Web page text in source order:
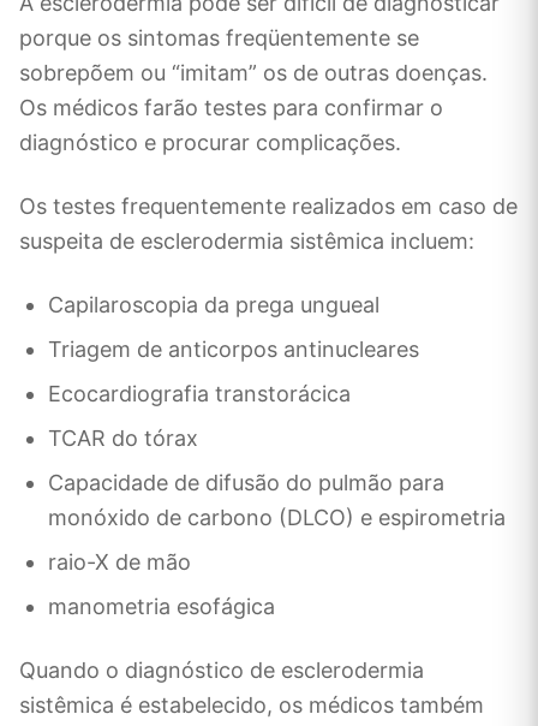
porque os sintomas freqüentemente se
sobrepõem ou “imitam” os de outras doenças.
Os médicos farão testes para confirmar o
diagnóstico e procurar complicações.
Os testes frequentemente realizados em caso de
suspeita de esclerodermia sistêmica incluem:
Capilaroscopia da prega ungueal
Triagem de anticorpos antinucleares
Ecocardiografia transtorácica
TCAR do tórax
Capacidade de difusão do pulmão para
monóxido de carbono (DLCO) e espirometria
raio-X de mão
manometria esofágica
Quando o diagnóstico de esclerodermia
sistêmica é estabelecido, os médicos também